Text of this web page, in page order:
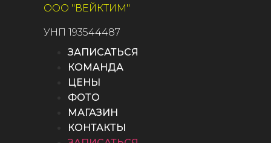
ООО "ВЕЙКТИМ"
УНП 193544487
ЗАПИСАТЬСЯ
КОМАНДА
ЦЕНЫ
ФОТО
МАГАЗИН
КОНТАКТЫ